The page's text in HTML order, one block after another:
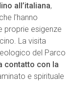
all’italiana,
l’hanno
proprie esigenze
La visita
del Parco
contatto con la
e spirituale